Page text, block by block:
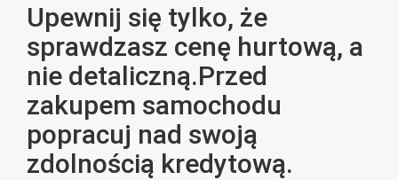
Upewnij się tylko, że
sprawdzasz cenę hurtową, a
nie detaliczną.Przed
zakupem samochodu
popracuj nad swoją
zdolnością kredytową.